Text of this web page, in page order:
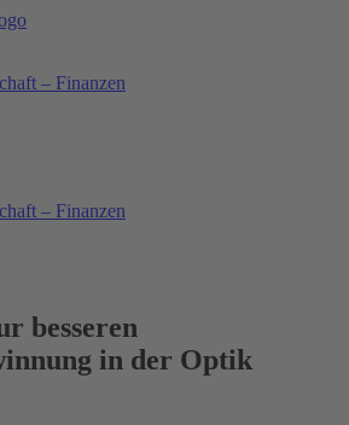
– Finanzen
– Finanzen
besseren
in der Optik